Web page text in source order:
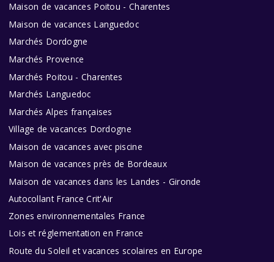
Maison de vacances Poitou - Charentes
Maison de vacances Languedoc
Marchés Dordogne
Marchés Provence
Marchés Poitou - Charentes
Marchés Languedoc
Marchés Alpes françaises
Village de vacances Dordogne
Maison de vacances avec piscine
Maison de vacances près de Bordeaux
Maison de vacances dans les Landes - Gironde
Autocollant France Crit'Air
Zones environnementales France
Lois et réglementation en France
Route du Soleil et vacances scolaires en Europe